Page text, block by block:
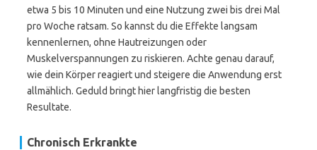
etwa 5 bis 10 Minuten und eine Nutzung zwei bis drei Mal
pro Woche ratsam. So kannst du die Effekte langsam
kennenlernen, ohne Hautreizungen oder
Muskelverspannungen zu riskieren. Achte genau darauf,
wie dein Körper reagiert und steigere die Anwendung erst
allmählich. Geduld bringt hier langfristig die besten
Resultate.
Chronisch Erkrankte